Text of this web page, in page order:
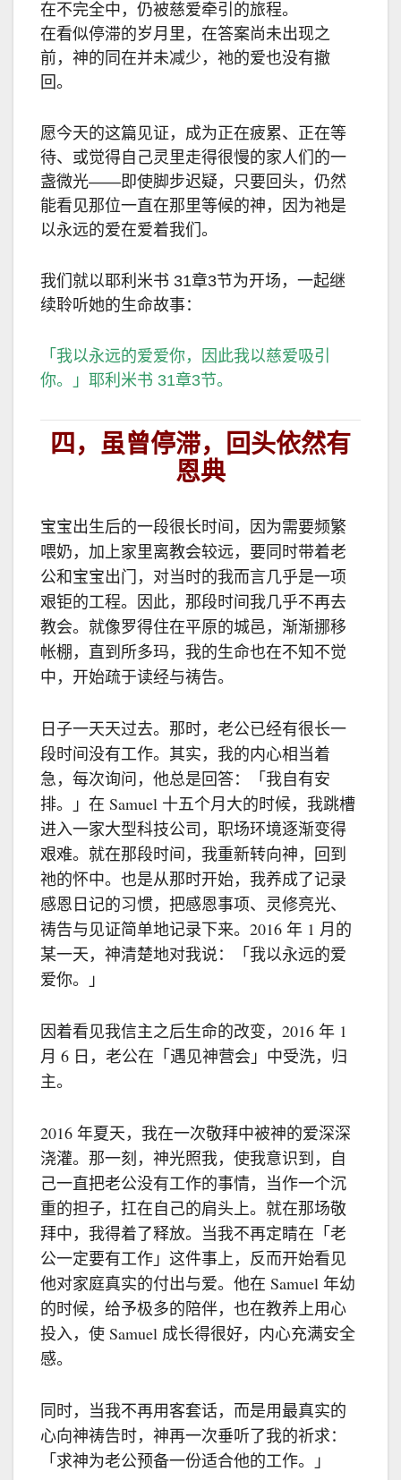
在不完全中，仍被慈爱牵引的旅程。
在看似停滞的岁月里，在答案尚未出现之
前，神的同在并未减少，祂的爱也没有撤
回。
愿今天的这篇见证，成为正在疲累、正在等
待、或觉得自己灵里走得很慢的家人们的一
盏微光——即使脚步迟疑，只要回头，仍然
能看见那位一直在那里等候的神，因为祂是
以永远的爱在爱着我们。
我们就以耶利米书 31章3节为开场，一起继
续聆听她的生命故事：
「我以永远的爱爱你，因此我以慈爱吸引
你。」耶利米书 31章3节。
四，虽曾停滞，回头依然有
恩典
宝宝出生后的一段很长时间，因为需要频繁
喂奶，加上家里离教会较远，要同时带着老
公和宝宝出门，对当时的我而言几乎是一项
艰钜的工程。因此，那段时间我几乎不再去
教会。就像罗得住在平原的城邑，渐渐挪移
帐棚，直到所多玛，我的生命也在不知不觉
中，开始疏于读经与祷告。
日子一天天过去。那时，老公已经有很长一
段时间没有工作。其实，我的内心相当着
急，每次询问，他总是回答：「我自有安
排。」在 Samuel 十五个月大的时候，我跳槽
进入一家大型科技公司，职场环境逐渐变得
艰难。就在那段时间，我重新转向神，回到
祂的怀中。也是从那时开始，我养成了记录
感恩日记的习惯，把感恩事项、灵修亮光、
祷告与见证简单地记录下来。2016 年 1 月的
某一天，神清楚地对我说：「我以永远的爱
爱你。」
因着看见我信主之后生命的改变，2016 年 1
月 6 日，老公在「遇见神营会」中受洗，归
主。
2016 年夏天，我在一次敬拜中被神的爱深深
浇灌。那一刻，神光照我，使我意识到，自
己一直把老公没有工作的事情，当作一个沉
重的担子，扛在自己的肩头上。就在那场敬
拜中，我得着了释放。当我不再定睛在「老
公一定要有工作」这件事上，反而开始看见
他对家庭真实的付出与爱。他在 Samuel 年幼
的时候，给予极多的陪伴，也在教养上用心
投入，使 Samuel 成长得很好，内心充满安全
感。
同时，当我不再用客套话，而是用最真实的
心向神祷告时，神再一次垂听了我的祈求：
「求神为老公预备一份适合他的工作。」